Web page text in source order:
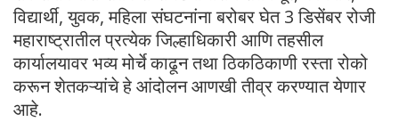
विद्यार्थी, युवक, महिला संघटनांना बरोबर घेत 3 डिसेंबर रोजी
महाराष्ट्रातील प्रत्येक जिल्हाधिकारी आणि तहसील
कार्यालयावर भव्य मोर्चे काढून तथा ठिकठिकाणी रस्ता रोको
करून शेतकऱ्यांचे हे आंदोलन आणखी तीव्र करण्यात येणार
आहे.